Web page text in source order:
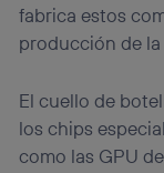
fabrica estos
producción de
El cuello de
los chips
como las GPU